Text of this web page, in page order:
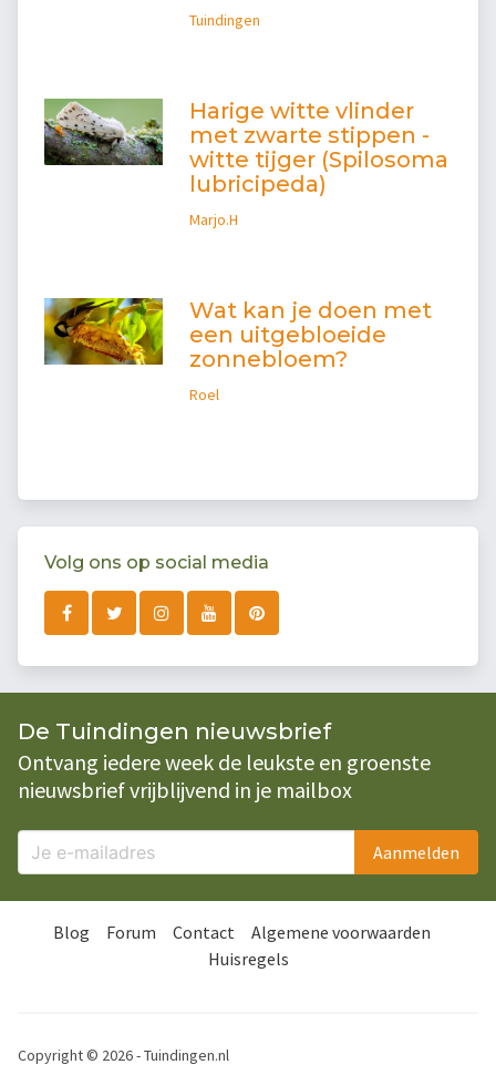
Tuindingen
Harige witte vlinder
met zwarte stippen -
witte tijger (Spilosoma
lubricipeda)
Marjo.H
Wat kan je doen met
een uitgebloeide
zonnebloem?
Roel
Volg ons op social media
De Tuindingen nieuwsbrief
Ontvang iedere week de leukste en groenste
nieuwsbrief vrijblijvend in je mailbox
Aanmelden
Blog Forum Contact
Algemene voorwaarden
Huisregels
Copyright © 2026 - Tuindingen.nl